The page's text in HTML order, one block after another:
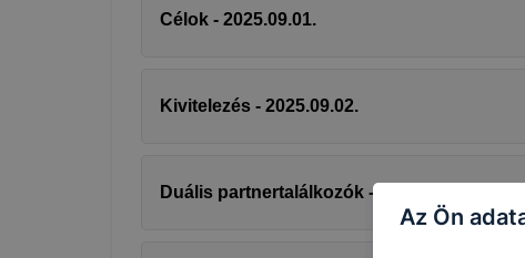
Célok - 2025.09.01.
Kivitelezés - 2025.09.02.
Duális partnertalálkozók - 2025.09.30.
Az Ön